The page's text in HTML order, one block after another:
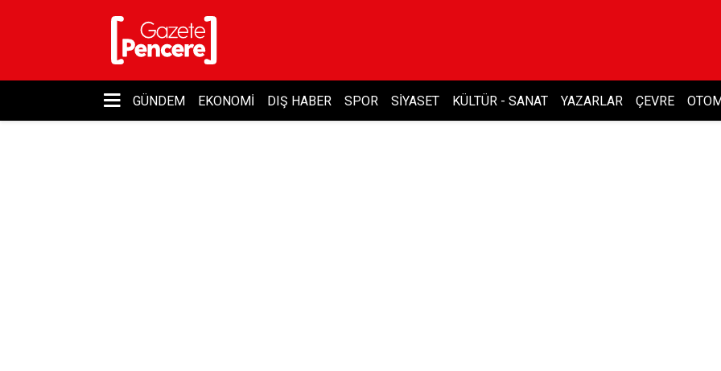
GÜNDEM EKONOMI DIŞ HABER SPOR SIYASET KÜLTÜR - SANAT YAZARLAR ÇEVRE